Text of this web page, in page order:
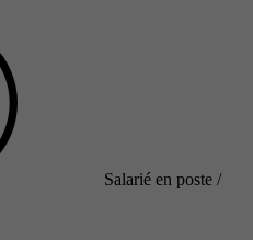
Salarié en poste /